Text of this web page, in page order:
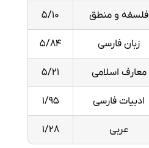
فلسفه و منطق ۵/۱۰
زبان فارسی ۵/۸۴
معارف اسلامی ۵/۲۱
ادبیات فارسی ۱/۹۵
عربی ۱/۲۸